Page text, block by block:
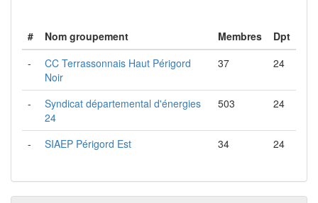
# Nom groupement Membres
Dpt
-
CC Terrassonnais Haut Périgord
Noir
37 24
-
Syndicat départemental d'énergies
24
503 24
- SIAEP Périgord Est 34 24